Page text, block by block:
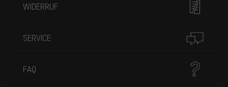
WIDERRUF
SERVICE
FAQ